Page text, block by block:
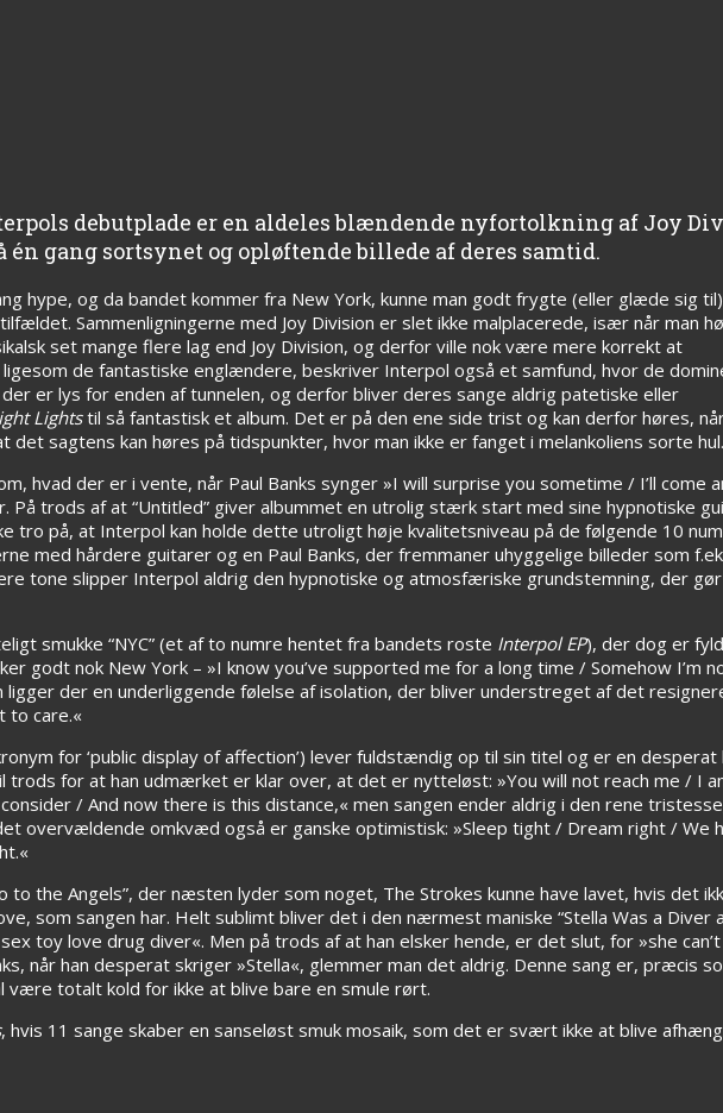
debutplade er en aldeles blændende nyfortolkning af Joy
gang sortsynet og opløftende billede af deres samtid.
hype, og da bandet kommer fra New York, kunne man godt frygte (eller glæde sig
Sammenligningerne med Joy Division er slet ikke malplacerede, især når man
set mange flere lag end Joy Division, og derfor ville nok være mere korrekt at
de fantastiske englændere, beskriver Interpol også et samfund, hvor de
er lys for enden af tunnelen, og derfor bliver deres sange aldrig patetiske eller
Lightstil så fantastisk et album. Det er på den ene side trist og kan derfor høres,
sagtens kan høres på tidspunkter, hvor man ikke er fanget i melankoliens sorte hul.
hvad der er i vente, når Paul Banks synger »I will surprise you sometime / I’ll come
På trods af at “Untitled” giver albummet en utrolig stærk start med sine hypnotiske
tro på, at Interpol kan holde dette utroligt høje kvalitetsniveau på de følgende 10
med hårdere guitarer og en Paul Banks, der fremmaner uhyggelige billeder som
tone slipper Interpol aldrig den hypnotiske og atmosfæriske grundstemning, der
smukke “NYC” (et af to numre hentet fra bandets roste Interpol EP), der dog er
godt nok New York – »I know you’ve supported me for a long time / Somehow I’m
der en underliggende følelse af isolation, der bliver understreget af det
to care.«
for ‘public display of affection’) lever fuldstændig op til sin titel og er en desperat
trods for at han udmærket er klar over, at det er nytteløst: »You will not reach me / I
/ And now there is this distance,« men sangen ender aldrig i den rene
overvældende omkvæd også er ganske optimistisk: »Sleep tight / Dream right / We
the Angels”, der næsten lyder som noget, The Strokes kunne have lavet, hvis det
som sangen har. Helt sublimt bliver det i den nærmest maniske “Stella Was a Diver
toy love drug diver«. Men på trods af at han elsker hende, er det slut, for »she
når han desperat skriger »Stella«, glemmer man det aldrig. Denne sang er, præcis
være totalt kold for ikke at blive bare en smule rørt.
, hvis 11 sange skaber en sanseløst smuk mosaik, som det er svært ikke at blive